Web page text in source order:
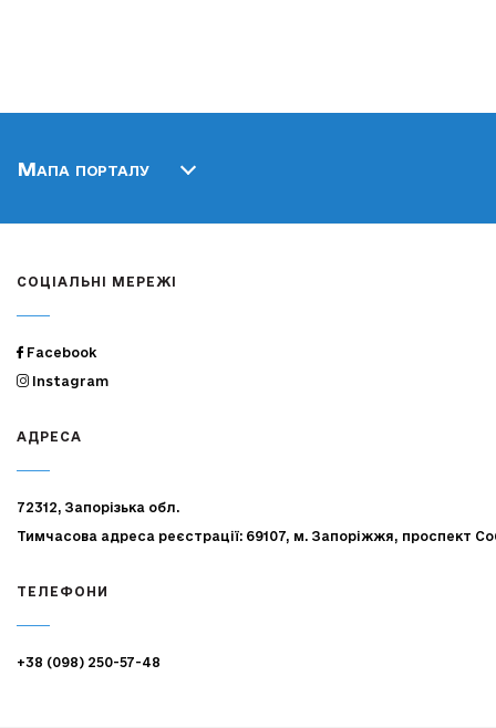
Мапа порталу
СОЦІАЛЬНІ МЕРЕЖІ
Facebook
Instagram
АДРЕСА
72312, Запорізька обл.
Тимчасова адреса реєстрації: 69107, м. Запоріжжя, проспект
ТЕЛЕФОНИ
+38 (098) 250-57-48